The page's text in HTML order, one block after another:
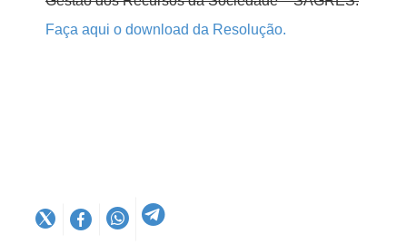
Faça aqui o download da Resolução.